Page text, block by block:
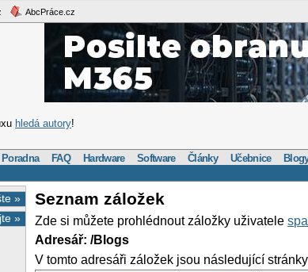
AbcPráce.cz
hledá autory!
Poradna FAQ Hardware Software Články Učebnice
»
»
Seznam záložek
Zde si můžete prohlédnout záložky uživatele
Adresář: /Blogs
V tomto adresáři záložek jsou následující